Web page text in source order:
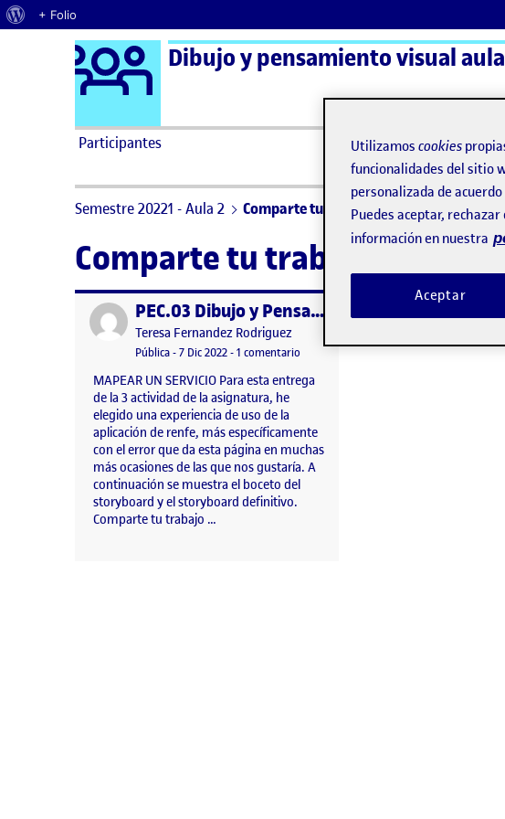
Acerca de WordPress
+ Folio
Saltar al contenido Logo Ágora
Dibujo y pensamiento visual
Participantes ActiFolios
Semestre 20221 - Aula 2 Comparte tu trabajo
Comparte tu trabajo
Publicado por PEC.03 Dibujo y Pensamiento visual
Publicado por
Teresa Fernandez Rodriguez
Visibilidad:
Pública-Fecha de publicación
7 Dic 2022-1 comentario en PEC.03 Dibujo y Pensamiento visual
MAPEAR UN SERVICIO Para esta entrega
de la 3 actividad de la asignatura, he
elegido una experiencia de uso de la
aplicación de renfe, más específicamente
con el error que da esta página en muchas
más ocasiones de las que nos gustaría. A
continuación se muestra el boceto del
storyboard y el storyboard definitivo.
Comparte tu trabajo …
Utilizamos cookies
funcionalidades del sitio
personalizada de
Puedes aceptar,
información en nuestra
Aceptar